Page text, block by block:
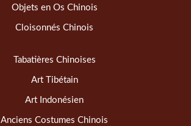
Objets en Os Chinois
Cloisonnés Chinois
Tabatières Chinoises
Art Tibétain
Art Indonésien
Anciens Costumes Chinois